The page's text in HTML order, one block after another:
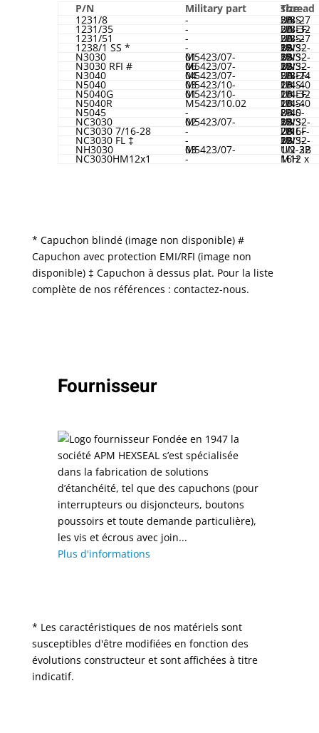
P/N Military part
Thread size
1231/8
- 3/8-27 UNS-2B
1231/35 - 3/8-32 UNEF-2B
1231/51 - 3/8-27 UNS-2B
1238/1 SS * - 15/32-32 UNS-2B
N3030 M5423/07-01 15/32-32 UNS-2B
N3030 RFI # M5423/07-06 15/32-32 UNS-2B
N3040 M5423/07-04 5/8-24 UNEF-2B
N5040 M5423/10-03 1/4-40 UNS-2B
N5040G M5423/10-01 1/4-32 UNEF-2B
N5040R M5423/10.02 1/4-40 UNS-2B
N5045 - 8-40 UNS-2B
NC3030 M5423/07-02 15/32-32 UNS-2B
NC3030 7/16-28 - 7/16-28 UNEF-2B
NC3030 FL ‡ - 15/32-32 UNS-2B
NH3030 M5423/07-03 1/2-32 UN-2B
NC3030HM12x1 - M12 x 16H
* Capuchon blindé (image non disponible) #
Capuchon avec protection EMI/RFI (image non
disponible) ‡ Capuchon à dessus plat. Pour la liste
complète de nos références : contactez-nous.
Fournisseur
Fondée en 1947 la
société APM HEXSEAL s’est spécialisée
dans la fabrication de solutions
d’étanchéité, tel que des capuchons (pour
interrupteurs ou disjoncteurs, boutons
poussoirs et toute demande particulière),
les vis et écrous avec join...
Plus d'informations
* Les caractéristiques de nos matériels sont
susceptibles d'être modifiées en fonction des
évolutions constructeur et sont affichées à titre
indicatif.